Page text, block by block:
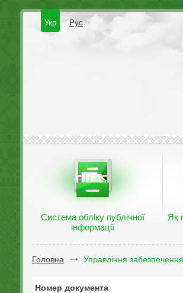
Укр Рус
Система обліку публічної
інформації
Як
Головна Управління
Номер документа